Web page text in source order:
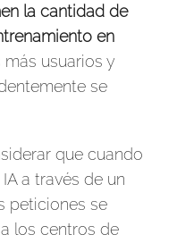
la cantidad de
en
más usuarios y
se
que cuando
a través de un
peticiones se
los centros de